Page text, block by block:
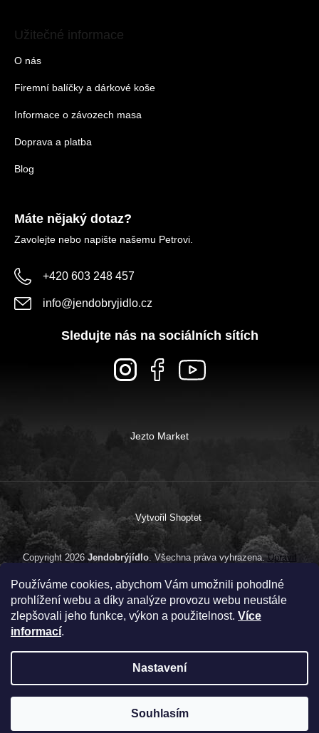
Používáme cookies, abychom Vám umožnili pohodlné
prohlížení webu a díky analýze provozu webu neustále
zlepšovali jeho funkce, výkon a použitelnost. Více
informací.
Nastavení
Souhlasím
Užitečné informace
O nás
Firemní balíčky a dárkové koše
Informace o závozech masa
Doprava a platba
Blog
Máte nějaký dotaz?
Zavolejte nebo napište našemu Petrovi.
+420 603 248 457
info@jendobryjidlo.cz
Sledujte nás na sociálních sítích
Jezto Market
Vytvořil Shoptet
Copyright 2026 Jendobrýjídlo. Všechna práva vyhrazena.Upravit